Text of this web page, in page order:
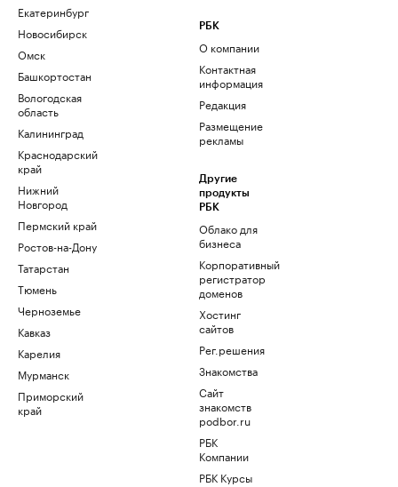
Екатеринбург
Новосибирск
Омск
Башкортостан
Вологодская
область
Калининград
Краснодарский
край
Нижний
Новгород
Пермский край
Ростов-на-Дону
Татарстан
Тюмень
Черноземье
Кавказ
Карелия
Мурманск
Приморский
край
РБК
О компании
Контактная
информация
Редакция
Размещение
рекламы
Другие
продукты
РБК
Облако для
бизнеса
Корпоративный
регистратор
доменов
Хостинг
сайтов
Рег.решения
Знакомства
Сайт
знакомств
podbor.ru
РБК
Компании
РБК Курсы